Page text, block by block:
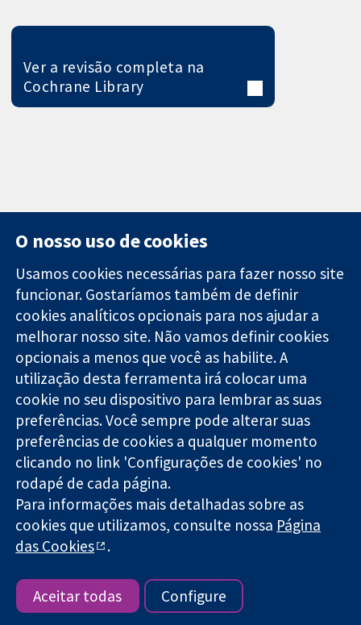
Ver a revisão completa na
Cochrane Library
Evidências
confiáveis.
Decisões
informadas.
Melhor saúde.
11-13 Cavendish
Square
Londres
W1G 0AN
Reino Unido
Contato
Notícias
Assessoria de
imprensa
Sobre nós
Cochrane
Library
A Cochrane Collaboration é uma organização sem fins lucrativos
(caridade nº 1045921) e uma empresa limitada por garantia (nº
03044323) registrada na Inglaterra e no País de Gales.
Copyright © 2026 The Cochrane Collaboration
Termos e condições do site |Aviso legal|Privacidade
de cookies|Configuração de cookies
O nosso uso de cookies
Usamos cookies necessárias para fazer nosso site
funcionar. Gostaríamos também de definir
cookies analíticos opcionais para nos ajudar a
melhorar nosso site. Não vamos definir cookies
opcionais a menos que você as habilite. A
utilização desta ferramenta irá colocar uma
cookie no seu dispositivo para lembrar as suas
preferências. Você sempre pode alterar suas
preferências de cookies a qualquer momento
clicando no link 'Configurações de cookies' no
rodapé de cada página.
Para informações mais detalhadas sobre as
cookies que utilizamos, consulte nossa Página
das Cookies
.
Aceitar todas Configure